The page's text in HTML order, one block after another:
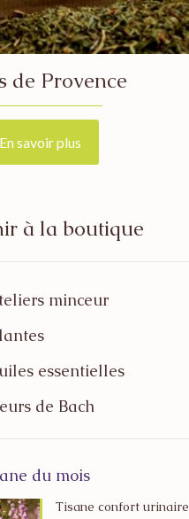
de Provence
En savoir plus
à la boutique
minceur
essentielles
de Bach
du mois
Tisane confort urinaire